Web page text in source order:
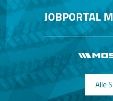
JOBPORTAL
Alle